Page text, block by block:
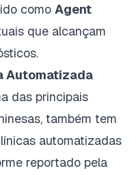
como Agent
que alcançam
Automatizada
das principais
também tem
automatizadas
reportado pela